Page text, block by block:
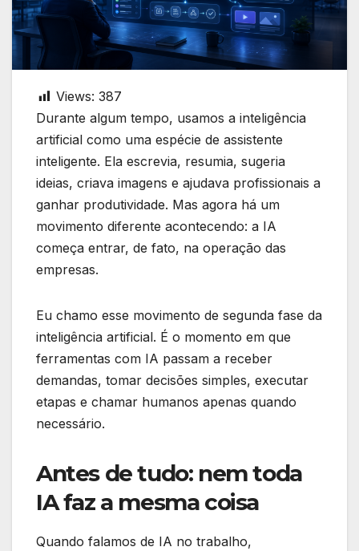
Views: 387
Durante algum tempo, usamos a inteligência
artificial como uma espécie de assistente
inteligente. Ela escrevia, resumia, sugeria
ideias, criava imagens e ajudava profissionais a
ganhar produtividade. Mas agora há um
movimento diferente acontecendo: a IA
começa entrar, de fato, na operação das
empresas.
Eu chamo esse movimento de segunda fase da
inteligência artificial. É o momento em que
ferramentas com IA passam a receber
demandas, tomar decisões simples, executar
etapas e chamar humanos apenas quando
necessário.
Antes de tudo: nem toda
IA faz a mesma coisa
Quando falamos de IA no trabalho,